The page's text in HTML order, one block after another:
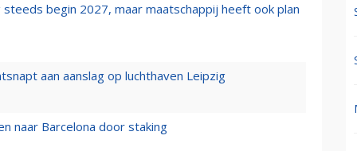
begin 2027, maar maatschappij heeft ook plan
aan aanslag op luchthaven Leipzig
naar Barcelona door staking